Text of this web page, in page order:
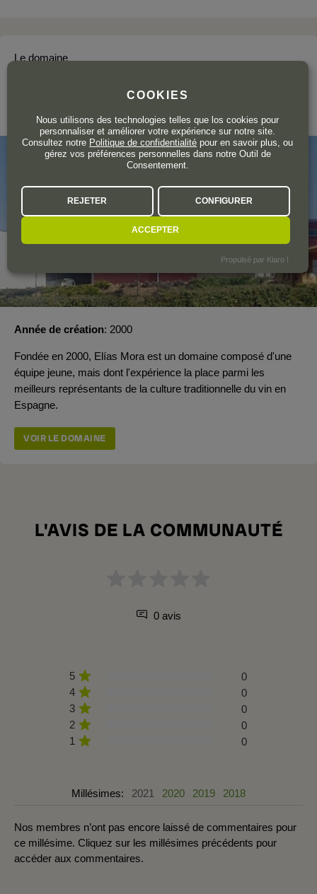
Le domaine
Toro
Année de création 2000
Fondée en 2000, Elías Mora est un domaine composé d'une
équipe jeune, mais dont l'expérience la place parmi les
meilleurs représentants de la culture traditionnelle du vin en
Espagne.
VOIR LE DOMAINE
L'AVIS DE LA COMMUNAUTÉ
0 avis
5
0
4
0
3
0
2
0
1
0
Millésimes: 2021 2020 2019 2018
Nos membres n’ont pas encore laissé de commentaires pour
ce millésime. Cliquez sur les millésimes précédents pour
accéder aux commentaires.
COOKIES
Nous utilisons des technologies telles que los cookies pour
personnaliser et améliorer votre expérience sur notre site.
Consultez notre Politique de confidentialité pour en savoir plus, ou
gérez vos préférences personnelles dans notre Outil de
Consentement.
REJETER CONFIGURER
ACCEPTER
Propulsé par Klaro !